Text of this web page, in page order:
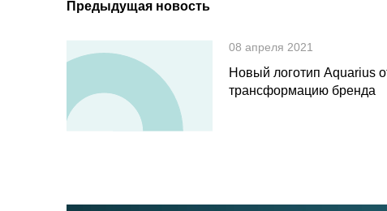
Предыдущая новость
08 апреля 2021
Новый логотип Aquarius
трансформацию бренда